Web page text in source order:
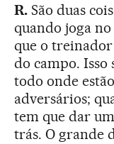
R. São duas
quando joga
que o
do campo.
todo onde
adversários;
tem que dar
trás. O grande